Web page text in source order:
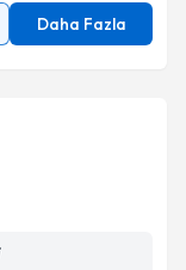
Daha Fazla